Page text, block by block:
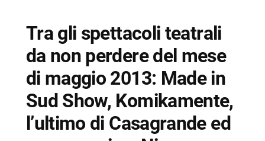
Tra gli spettacoli teatrali
da non perdere del mese
di maggio 2013: Made in
Sud Show, Komikamente,
l’ultimo di Casagrande ed